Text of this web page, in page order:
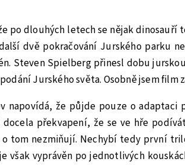
po dlouhých letech se nějak dinosauří
dvě pokračování Jurského parku
Steven Spielberg přinesl dobu
Jurského světa. Osobně jsem film
napovídá, že půjde pouze o
docela překvapení, že se ve hře
o tom nezmiňují. Nechybí tedy první
však vyprávěn po jednotlivých